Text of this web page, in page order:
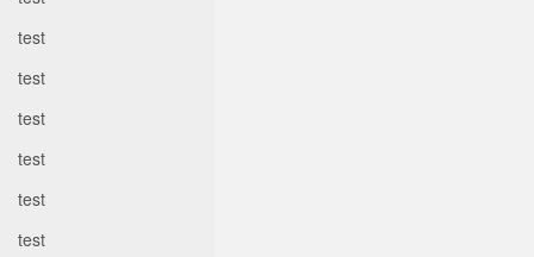
test
test
test
test
test
test